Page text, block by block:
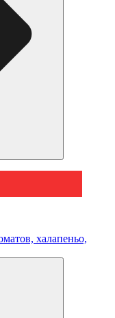
халапеньо,